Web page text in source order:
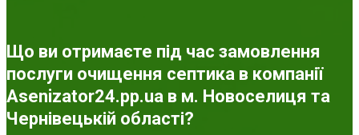
Що ви отримаєте під час замовлення
послуги очищення септика в компанії
Asenizator24.pp.ua в м. Новоселиця та
Чернівецькій області?